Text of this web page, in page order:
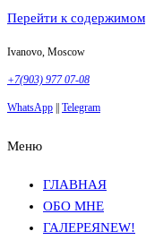
Перейти к
Ivanovo, Moscow
+7(903) 977 07-08
WhatsApp Telegram
Меню
ГЛАВНАЯ
ОБО МНЕ
ГАЛЕРЕЯNEW!